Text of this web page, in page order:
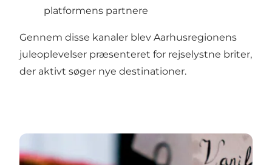
platformens partnere
Gennem disse kanaler blev Aarhusregionens
juleoplevelser præsenteret for rejselystne briter,
der aktivt søger nye destinationer.